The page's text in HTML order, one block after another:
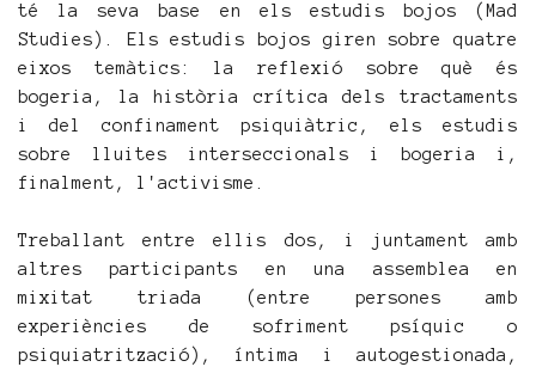
té la seva base en els estudis bojos (Mad
Studies). Els estudis bojos giren sobre quatre
eixos temàtics: la reflexió sobre què és
bogeria, la història crítica dels tractaments
i del confinament psiquiàtric, els estudis
sobre lluites interseccionals i bogeria i,
finalment, l'activisme.
Treballant entre ellis dos, i juntament amb
altres participants en una assemblea en
mixitat triada (entre persones amb
experiències de sofriment psíquic o
psiquiatrització), íntima i autogestionada,